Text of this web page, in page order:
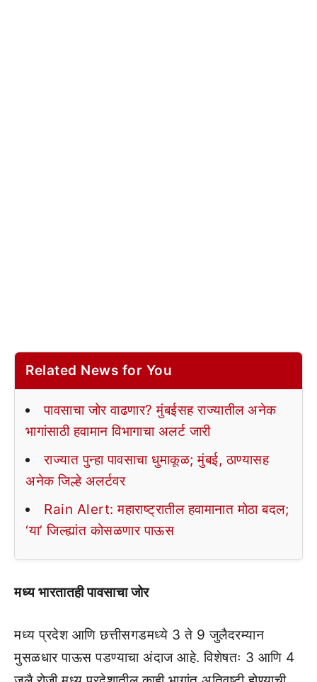
Related News for You
पावसाचा जोर वाढणार? मुंबईसह राज्यातील अनेक
भागांसाठी हवामान विभागाचा अलर्ट जारी
राज्यात पुन्हा पावसाचा धुमाकूळ; मुंबई, ठाण्यासह
अनेक जिल्हे अलर्टवर
Rain Alert: महाराष्ट्रातील हवामानात मोठा बदल;
‘या’ जिल्ह्यांत कोसळणार पाऊस
मध्य भारतातही पावसाचा जोर
मध्य प्रदेश आणि छत्तीसगडमध्ये 3 ते 9 जुलैदरम्यान
मुसळधार पाऊस पडण्याचा अंदाज आहे. विशेषतः 3 आणि 4